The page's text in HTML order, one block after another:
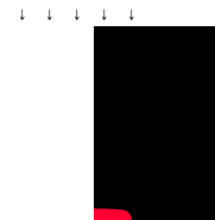
↓ ↓ ↓ ↓ ↓